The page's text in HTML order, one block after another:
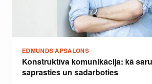
EDMUNDS APSALONS
Konstruktīva komunikācija: kā
saprasties un sadarboties